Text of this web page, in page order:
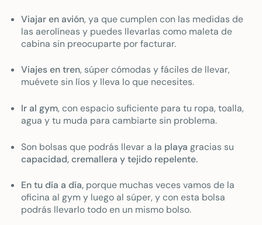
Viajar en avión, ya que cumplen con las medidas de
las aerolíneas y puedes llevarlas como maleta de
cabina sin preocuparte por facturar.
Viajes en tren, súper cómodas y fáciles de llevar,
muévete sin líos y lleva lo que necesites.
Ir al gym, con espacio suficiente para tu ropa, toalla,
agua y tu muda para cambiarte sin problema.
Son bolsas que podrás llevar a la playagracias su
capacidad, cremallera y tejido repelente.
En tu día a día, porque muchas veces vamos de la
oficina al gym y luego al súper, y con esta bolsa
podrás llevarlo todo en un mismo bolso.